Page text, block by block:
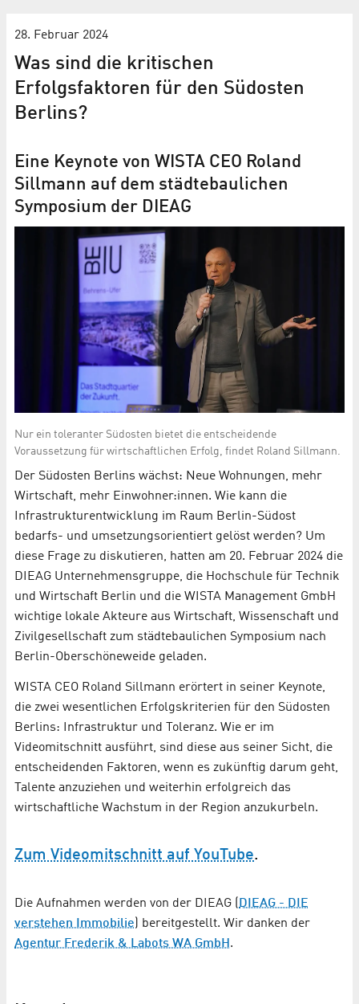
28. Februar 2024
Was sind die kritischen
Erfolgsfaktoren für den Südosten
Berlins?
Eine Keynote von WISTA CEO Roland
Sillmann auf dem städtebaulichen
Symposium der DIEAG
Nur ein toleranter Südosten bietet die entscheidende
Voraussetzung für wirtschaftlichen Erfolg, findet Roland Sillmann.
Der Südosten Berlins wächst: Neue Wohnungen, mehr
Wirtschaft, mehr Einwohner:innen. Wie kann die
Infrastrukturentwicklung im Raum Berlin-Südost
bedarfs- und umsetzungsorientiert gelöst werden? Um
diese Frage zu diskutieren, hatten am 20. Februar 2024 die
DIEAG Unternehmensgruppe, die Hochschule für Technik
und Wirtschaft Berlin und die WISTA Management GmbH
wichtige lokale Akteure aus Wirtschaft, Wissenschaft und
Zivilgesellschaft zum städtebaulichen Symposium nach
Berlin-Oberschöneweide geladen.
WISTA CEO Roland Sillmann erörtert in seiner Keynote,
die zwei wesentlichen Erfolgskriterien für den Südosten
Berlins: Infrastruktur und Toleranz. Wie er im
Videomitschnitt ausführt, sind diese aus seiner Sicht, die
entscheidenden Faktoren, wenn es zukünftig darum geht,
Talente anzuziehen und weiterhin erfolgreich das
wirtschaftliche Wachstum in der Region anzukurbeln.
Zum Videomitschnitt auf YouTube.
Die Aufnahmen werden von der DIEAG (
DIEAG - DIE
verstehen Immobilie ) bereitgestellt. Wir danken der
Agentur Frederik & Labots WA GmbH .